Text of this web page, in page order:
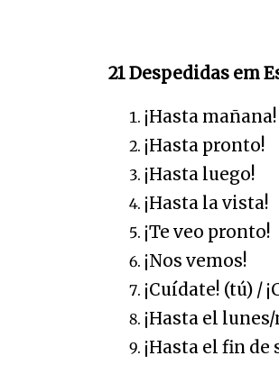
21 Despedidas em
¡Hasta mañana!
¡Hasta pronto!
¡Hasta luego!
¡Hasta la vista!
¡Te veo pronto!
¡Nos vemos!
¡Cuídate! (tú) /
¡Hasta el
¡Hasta el fin de